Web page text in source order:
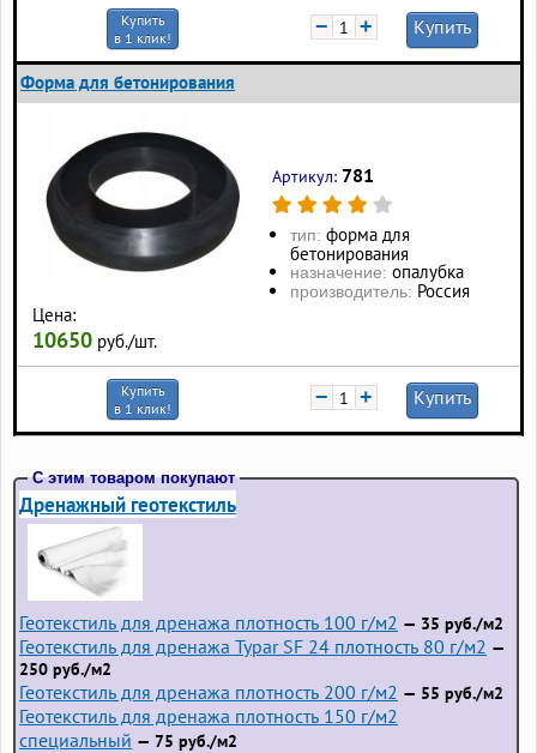
Купить
в 1 клик!
− + Купить
Форма для бетонирования
Цена:
10650 руб./шт.
Артикул: 781
тип: форма для
бетонирования
назначение: опалубка
производитель: Россия
Купить
в 1 клик!
− + Купить
С этим товаром покупают
Дренажный геотекстиль
Геотекстиль для дренажа плотность 100 г/м2 — 35 руб./м2
Геотекстиль для дренажа Typar SF 24 плотность 80 г/м2 —
250 руб./м2
Геотекстиль для дренажа плотность 200 г/м2 — 55 руб./м2
Геотекстиль для дренажа плотность 150 г/м2
специальный — 75 руб./м2